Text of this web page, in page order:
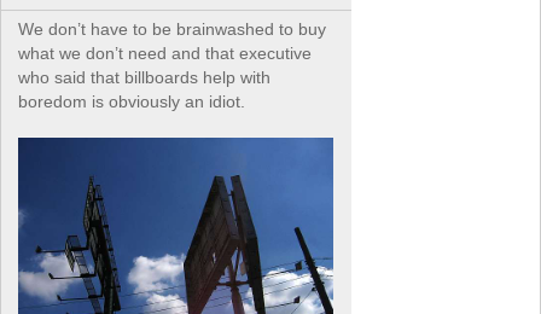
We don’t have to be brainwashed to buy
what we don’t need and that executive
who said that billboards help with
boredom is obviously an idiot.